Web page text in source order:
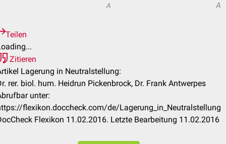
A A
Teilen
Zitieren
Lagerung in Neutralstellung:
rer. biol. hum. Heidrun Pickenbrock, Dr. Frank Antwerpes
unter:
flexikon.doccheck.com/de/Lagerung_in_Neutralstellung
Flexikon 11.02.2016. Letzte Bearbeitung 11.02.2016